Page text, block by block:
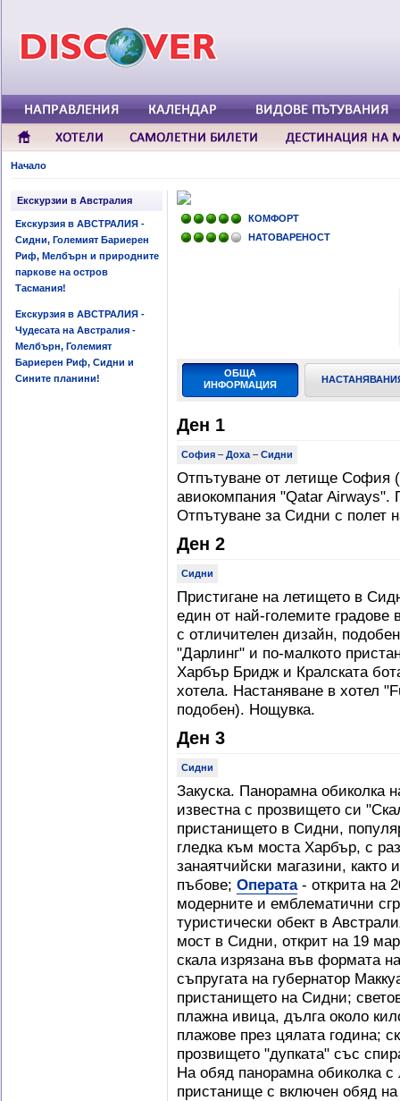
Начало
Екскурзии в Австралия
Екскурзия в АВСТРАЛИЯ -
Сидни, Големият Бариерен
Риф, Мелбърн и природните
паркове на остров
Тасмания!
Екскурзия в АВСТРАЛИЯ -
Чудесата на Австралия -
Мелбърн, Големият
Бариерен Риф, Сидни и
Сините планини!
КОМФОРТ
НАТОВАРЕНОСТ
ОБЩА
ИНФОРМАЦИЯ
Ден 1
София – Доха – Сидни
Отпътуване от летище София
авиокомпания "Qatar Airways".
Отпътуване за Сидни с полет
Ден 2
Сидни
Пристигане на летището в
един от най-големите градове
с отличителен дизайн,
"Дарлинг" и по-малкото
Харбър Бридж и Кралската
хотела. Настаняване в хотел
подобен). Нощувка.
Ден 3
Сидни
Закуска. Панорамна обиколка
известна с прозвището си
пристанището в Сидни,
гледка към моста Харбър, с
занаятчийски магазини, както
пъбове; Операта- открита на
модерните и емблематични
туристически обект в
мост в Сидни, открит на 19
скала изрязана във формата
съпругата на губернатор
пристанището на Сидни;
плажна ивица, дълга около
плажове през цялата година;
прозвището "дупката" със
На обяд панорамна обиколка с
пристанище с включен обяд